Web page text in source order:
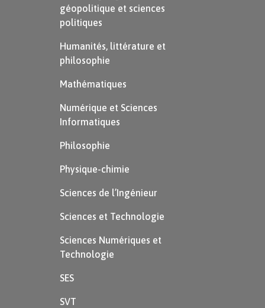
géopolitique et sciences
politiques
Humanités, littérature et
philosophie
Mathématiques
Numérique et Sciences
Informatiques
Philosophie
Physique-chimie
Sciences de l’Ingénieur
Sciences et Technologie
Sciences Numériques et
Technologie
SES
SVT